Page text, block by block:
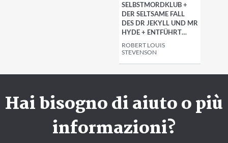
SELBSTMORDKLUB +
DER SELTSAME FALL
DES DR JEKYLL UND MR
HYDE + ENTFÜHRT…
ROBERT LOUIS
STEVENSON
Hai bisogno di aiuto o più
informazioni?